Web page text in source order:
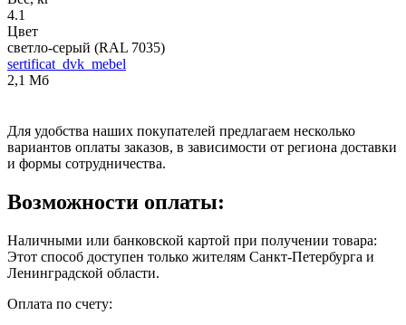
4.1
Цвет
светло-серый (RAL 7035)
sertificat_dvk_mebel
2,1 Мб
Для удобства наших покупателей предлагаем несколько
вариантов оплаты заказов, в зависимости от региона доставки
и формы сотрудничества.
Возможности оплаты:
Наличными или банковской картой при получении товара:
Этот способ доступен только жителям Санкт-Петербурга и
Ленинградской области.
Оплата по счету: